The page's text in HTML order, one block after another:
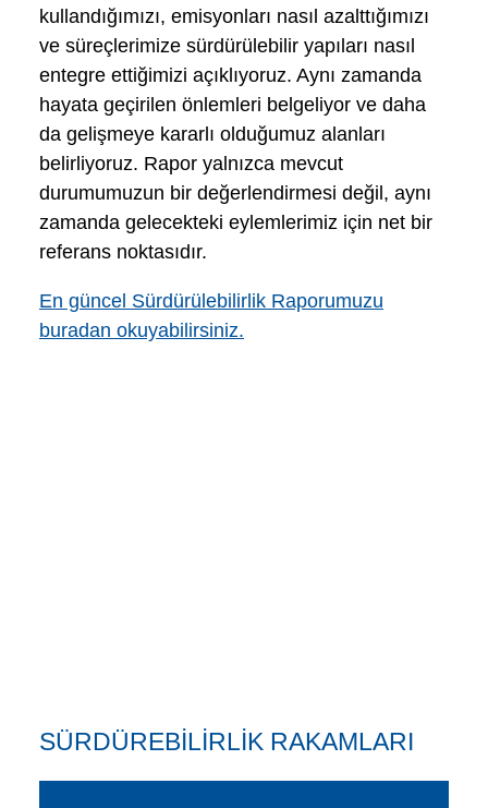
kullandığımızı, emisyonları nasıl azalttığımızı
ve süreçlerimize sürdürülebilir yapıları nasıl
entegre ettiğimizi açıklıyoruz. Aynı zamanda
hayata geçirilen önlemleri belgeliyor ve daha
da gelişmeye kararlı olduğumuz alanları
belirliyoruz. Rapor yalnızca mevcut
durumumuzun bir değerlendirmesi değil, aynı
zamanda gelecekteki eylemlerimiz için net bir
referans noktasıdır.
En güncel Sürdürülebilirlik Raporumuzu
buradan okuyabilirsiniz.
SÜRDÜREBİLİRLİK RAKAMLARI